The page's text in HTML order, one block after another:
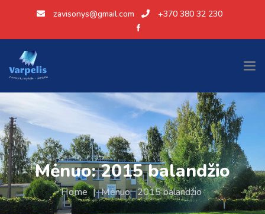
zavisonys@gmail.com +370 380 32 230
Mėnuo:2015 balandžio
Home | Mėnuo: 2015 balandžio